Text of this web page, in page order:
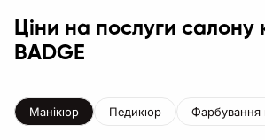
Ціни на послуги салону
BADGE
Манікюр Педикюр Фарбування